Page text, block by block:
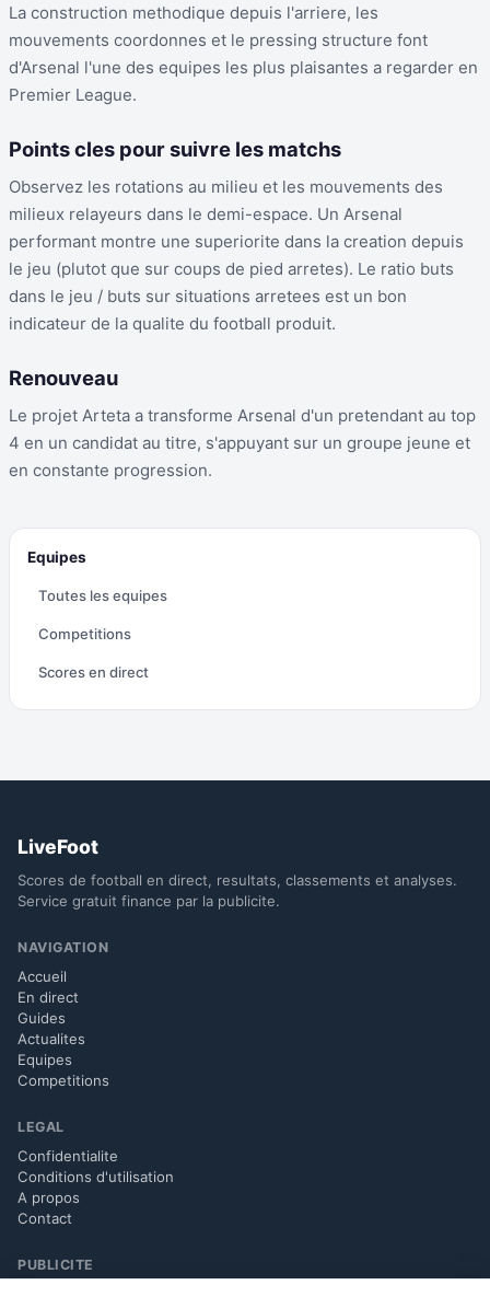
La construction methodique depuis l'arriere, les
mouvements coordonnes et le pressing structure font
d'Arsenal l'une des equipes les plus plaisantes a regarder en
Premier League.
Points cles pour suivre les matchs
Observez les rotations au milieu et les mouvements des
milieux relayeurs dans le demi-espace. Un Arsenal
performant montre une superiorite dans la creation depuis
le jeu (plutot que sur coups de pied arretes). Le ratio buts
dans le jeu / buts sur situations arretees est un bon
indicateur de la qualite du football produit.
Renouveau
Le projet Arteta a transforme Arsenal d'un pretendant au top
4 en un candidat au titre, s'appuyant sur un groupe jeune et
en constante progression.
Equipes
Toutes les equipes
Competitions
Scores en direct
LiveFoot
Scores de football en direct, resultats, classements et analyses.
Service gratuit finance par la publicite.
NAVIGATION
Accueil
En direct
Guides
Actualites
Equipes
Competitions
LEGAL
Confidentialite
Conditions d'utilisation
A propos
Contact
PUBLICITE